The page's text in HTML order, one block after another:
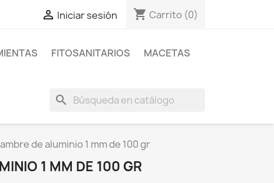
 Iniciar sesión shopping_cart Carrito (0)
FITOSANITARIOS
MACETAS
search
de aluminio 1 mm de 100 gr
1 MM DE 100 GR